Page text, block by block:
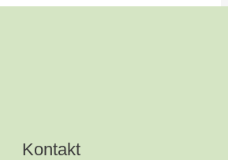
Kontakt